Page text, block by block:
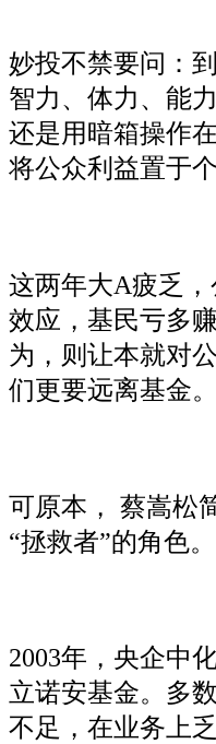
妙投不禁要问：
智力、体力、能
还是用暗箱操作
将公众利益置于
这两年大A疲乏
效应，基民亏多
为，则让本就对
们更要远离基金。
可原本， 蔡嵩松
“拯救者”的角色。
2003年，央企中
立诺安基金。多
不足，在业务上乏